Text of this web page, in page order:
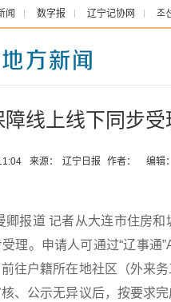
闻 数字报 辽宁记协网 조
线上线下同步受
来源： 辽宁日报 作者： 编辑：
道 记者从大连市住房和
理。申请人可通过“辽事通
往户籍所在地社区（外来
、公示无异议后，按要求